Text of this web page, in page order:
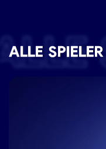
ALLE SPIELER